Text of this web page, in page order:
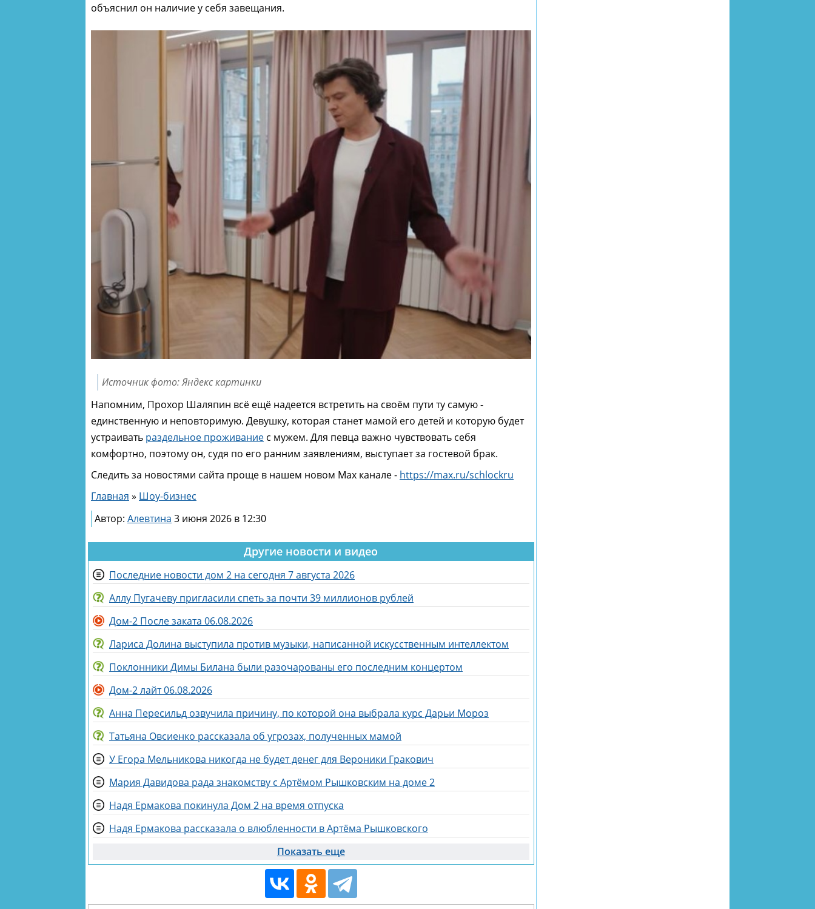
объяснил он наличие у себя завещания.
Источник фото: Яндекс картинки
Напомним, Прохор Шаляпин всё ещё надеется встретить на своём пути ту самую -
единственную и неповторимую. Девушку, которая станет мамой его детей и которую будет
устраивать раздельное проживание с мужем. Для певца важно чувствовать себя
комфортно, поэтому он, судя по его ранним заявлениям, выступает за гостевой брак.
Следить за новостями сайта проще в нашем новом Max канале - https://max.ru/schlockru
Главная » Шоу-бизнес
Автор: Алевтина 3 июня 2026 в 12:30
Другие новости и видео
Последние новости дом 2 на сегодня 7 августа 2026
Аллу Пугачеву пригласили спеть за почти 39 миллионов рублей
Дом-2 После заката 06.08.2026
Лариса Долина выступила против музыки, написанной искусственным интеллектом
Поклонники Димы Билана были разочарованы его последним концертом
Дом-2 лайт 06.08.2026
Анна Пересильд озвучила причину, по которой она выбрала курс Дарьи Мороз
Татьяна Овсиенко рассказала об угрозах, полученных мамой
У Егора Мельникова никогда не будет денег для Вероники Гракович
Мария Давидова рада знакомству с Артёмом Рышковским на доме 2
Надя Ермакова покинула Дом 2 на время отпуска
Надя Ермакова рассказала о влюбленности в Артёма Рышковского
Показать еще